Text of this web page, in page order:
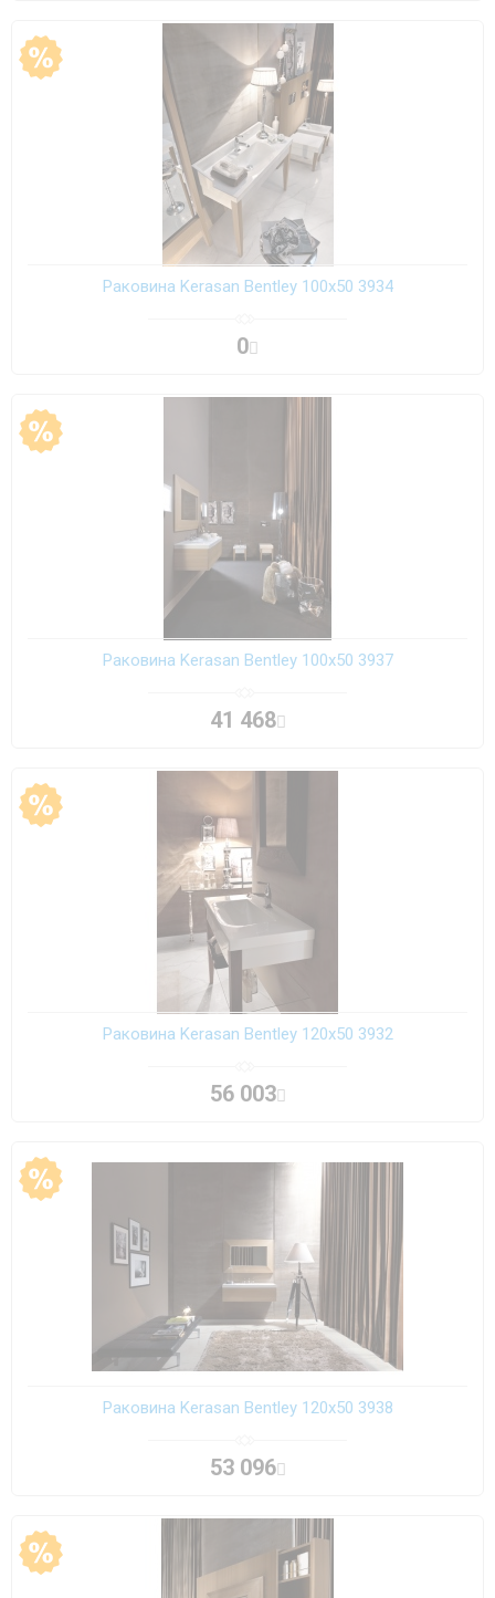
Раковина Kerasan Bentley 100х50 3934
0
Раковина Kerasan Bentley 100х50 3937
41 468
Раковина Kerasan Bentley 120х50 3932
56 003
Раковина Kerasan Bentley 120х50 3938
53 096